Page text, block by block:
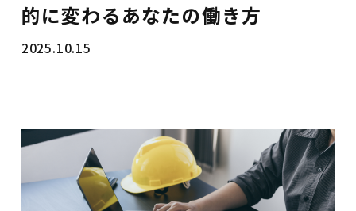
的に変わるあなたの働き方
2025.10.15